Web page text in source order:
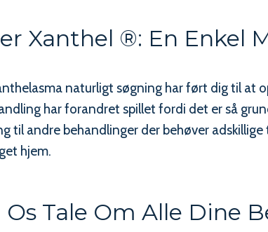
Xanthel ®: En Enkel
naturligt søgning har ført dig til at
har forandret spillet fordi det er så
til andre behandlinger der behøver
hjem.
Os Tale Om Alle Dine